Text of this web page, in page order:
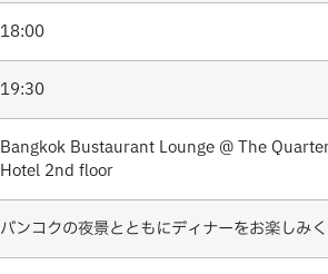
18:00
19:30
Bangkok Bustaurant Lounge @ The
Hotel 2nd floor
バンコクの夜景とともにディナーをお楽しみ